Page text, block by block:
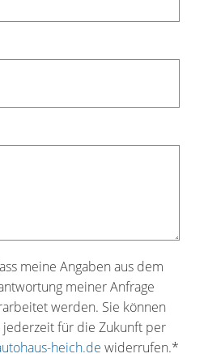
meine Angaben aus dem
meiner Anfrage
werden. Sie können
jederzeit für die Zukunft per
heich.de widerrufen.*